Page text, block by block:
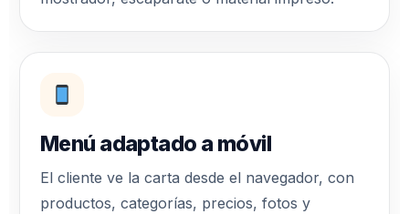
Menú adaptado a móvil
El cliente ve la carta desde el navegador, con
productos, categorías, precios, fotos y